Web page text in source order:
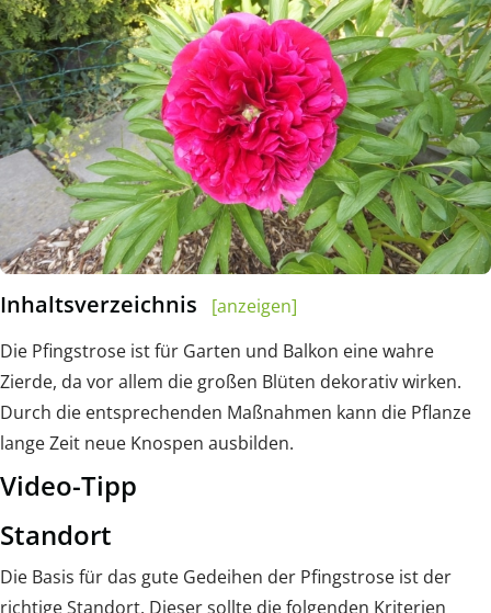
Inhaltsverzeichnis
[anzeigen]
Die Pfingstrose ist für Garten und Balkon eine wahre
Zierde, da vor allem die großen Blüten dekorativ wirken.
Durch die entsprechenden Maßnahmen kann die Pflanze
lange Zeit neue Knospen ausbilden.
Video-Tipp
Standort
Die Basis für das gute Gedeihen der Pfingstrose ist der
richtige Standort. Dieser sollte die folgenden Kriterien